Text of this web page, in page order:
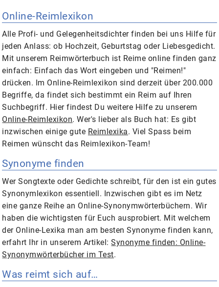
Online-Reimlexikon
Alle Profi- und Gelegenheitsdichter finden bei uns Hilfe für
jeden Anlass: ob Hochzeit, Geburtstag oder Liebesgedicht.
Mit unserem Reimwörterbuch ist Reime online finden ganz
einfach: Einfach das Wort eingeben und "Reimen!"
drücken. Im Online-Reimlexikon sind derzeit über 200.000
Begriffe, da findet sich bestimmt ein Reim auf Ihren
Suchbegriff. Hier findest Du weitere Hilfe zu unserem
Online-Reimlexikon. Wer's lieber als Buch hat: Es gibt
inzwischen einige gute Reimlexika. Viel Spass beim
Reimen wünscht das Reimlexikon-Team!
Synonyme finden
Wer Songtexte oder Gedichte schreibt, für den ist ein gutes
Synonymlexikon essentiell. Inzwischen gibt es im Netz
eine ganze Reihe an Online-Synonymwörterbüchern. Wir
haben die wichtigsten für Euch ausprobiert. Mit welchem
der Online-Lexika man am besten Synonyme finden kann,
erfahrt Ihr in unserem Artikel:Synonyme finden: Online-
Synonymwörterbücher im Test.
Was reimt sich auf…